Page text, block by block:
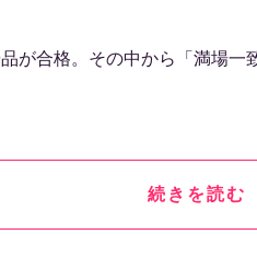
が合格。その中から「満場一
続きを読む